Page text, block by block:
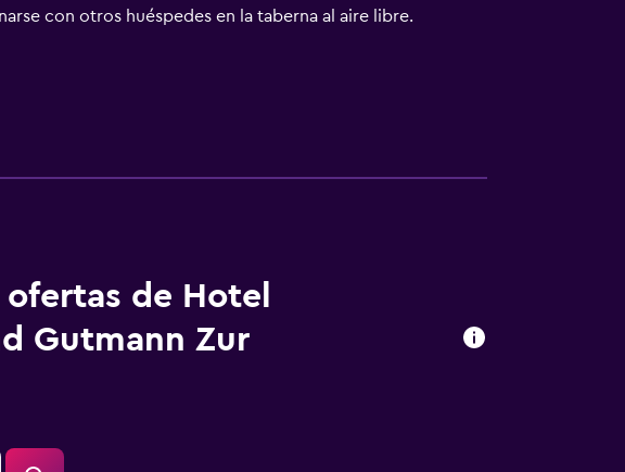
con otros huéspedes en la taberna al aire libre.
de Hotel
Gutmann Zur